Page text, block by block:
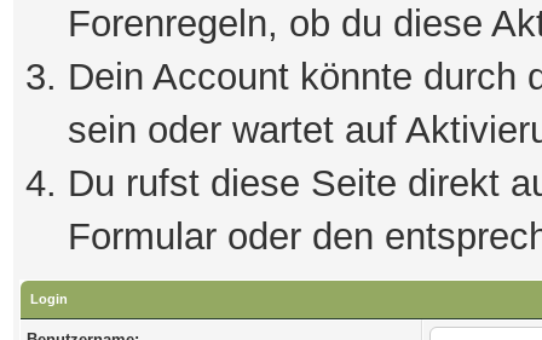
Forenregeln, ob du diese
Dein Account könnte durch
sein oder wartet auf
Du rufst diese Seite direkt
Formular oder den
Login